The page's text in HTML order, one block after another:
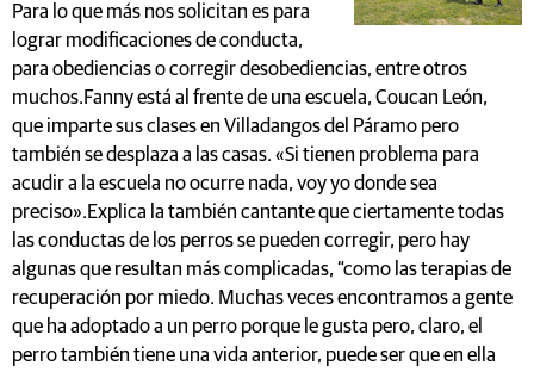
Para lo que más nos solicitan es para
lograr modificaciones de conducta,
para obediencias o corregir desobediencias, entre otros
muchos.Fanny está al frente de una escuela, Coucan León,
que imparte sus clases en Villadangos del Páramo pero
también se desplaza a las casas. «Si tienen problema para
acudir a la escuela no ocurre nada, voy yo donde sea
preciso».Explica la también cantante que ciertamente todas
las conductas de los perros se pueden corregir, pero hay
algunas que resultan más complicadas, “como las terapias de
recuperación por miedo. Muchas veces encontramos a gente
que ha adoptado a un perro porque le gusta pero, claro, el
perro también tiene una vida anterior, puede ser que en ella